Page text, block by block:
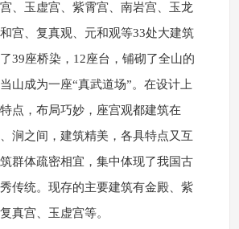
、玉虚宫、紫霄宫、南岩宫、玉龙
宫、复真观、元和观等33处大建筑
39座桥染，12座台，铺砌了全山的
山成为一座“真武道场”。在设计上
点，布局巧妙，座宫观都建筑在
涧之间，建筑精美，各具特点又互
群体疏密相宜，集中体现了我国古
传统。现存的主要建筑有金殿、紫
真宫、玉虚宫等。